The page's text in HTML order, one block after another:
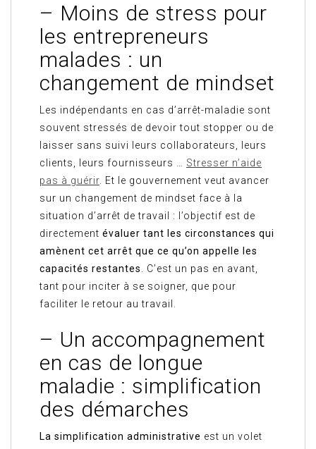
– Moins de stress pour
les entrepreneurs
malades : un
changement de mindset
Les indépendants en cas d’arrêt-maladie sont
souvent stressés de devoir tout stopper ou de
laisser sans suivi leurs collaborateurs, leurs
clients, leurs fournisseurs … Stresser n’aide
pas à guérir . Et le gouvernement veut avancer
sur un changement de mindset face à la
situation d’arrêt de travail : l’objectif est de
directement évaluer tant les circonstances qui
amènent cet arrêt que ce qu’on appelle les
capacités restantes
. C’est un pas en avant,
tant pour inciter à se soigner, que pour
faciliter le retour au travail.
– Un accompagnement
en cas de longue
maladie : simplification
des démarches
La simplification administrative est un volet